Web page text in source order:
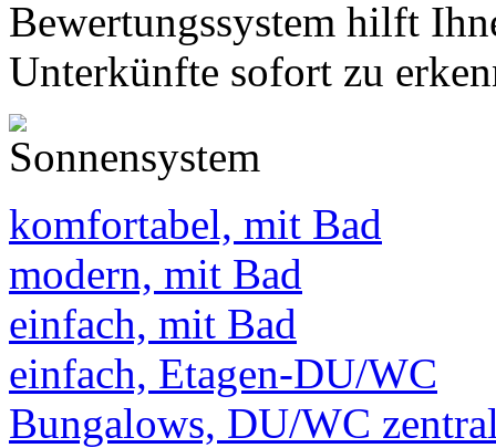
Bewertungssystem hilft
Unterkünfte sofort zu
komfortabel, mit Bad
modern, mit Bad
einfach, mit Bad
einfach, Etagen-DU/WC
Bungalows, DU/WC